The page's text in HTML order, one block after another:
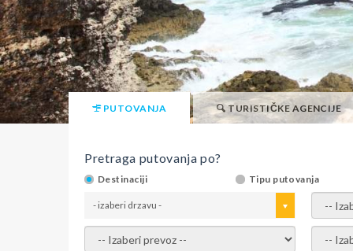
PUTOVANJA TURISTIČKE AGENCIJE
Pretraga putovanja po?
Destinaciji Tipu putovanja
- izaberi drzavu - -
- izaberi prevoz - -